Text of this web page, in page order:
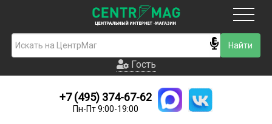
Гость
Новинки
Гость
+7 (495) 374-67-62
Пн-Пт 9:00-19:00